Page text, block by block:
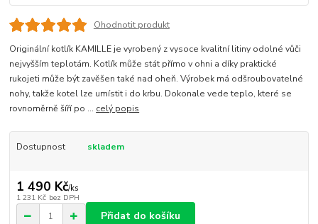
Ohodnotit produkt
Originální kotlík KAMILLE je vyrobený z vysoce kvalitní litiny odolné vůči
nejvyšším teplotám. Kotlík může stát přímo v ohni a díky praktické
rukojeti může být zavěšen také nad oheň. Výrobek má odšroubovatelné
nohy, takže kotel lze umístit i do krbu. Dokonale vede teplo, které se
rovnoměrně šíří po ... celý popis
Dostupnost skladem
1 490 Kč/ks
1 231 Kč bez DPH
Přidat do košíku